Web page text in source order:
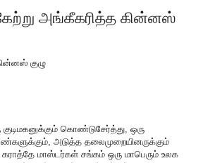
அங்கீகரித்த கின்னஸ்
குழு
கொண்டுசேர்த்து, ஒரு
அடுத்த தலைமுறையினருக்கும்
மாஸ்டர்கள் சங்கம் ஒரு மாபெரும் உலக